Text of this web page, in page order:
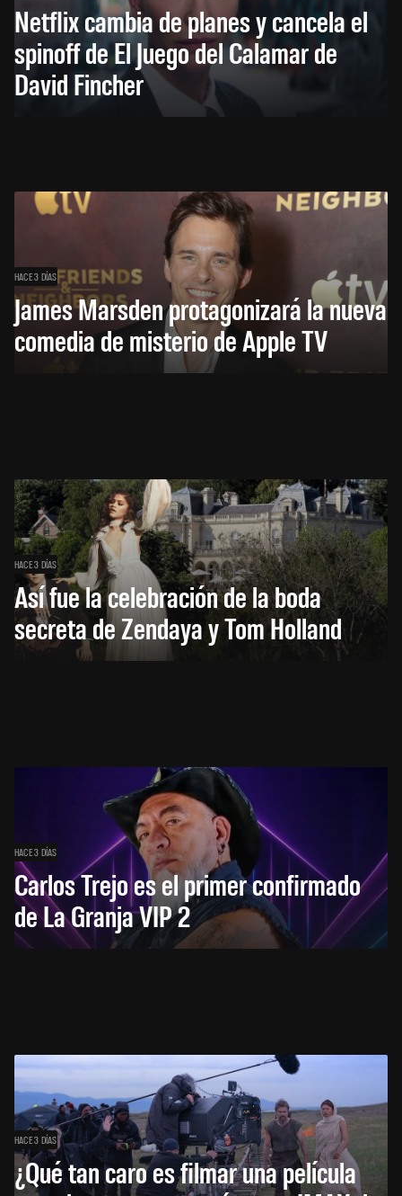
Netflix cambia de planes y cancela el
spinoff de El Juego del Calamar de
David Fincher
HACE 3 DÍAS
James Marsden protagonizará la nueva
comedia de misterio de Apple TV
HACE 3 DÍAS
Así fue la celebración de la boda
secreta de Zendaya y Tom Holland
HACE 3 DÍAS
Carlos Trejo es el primer confirmado
de La Granja VIP 2
HACE 3 DÍAS
¿Qué tan caro es filmar una película